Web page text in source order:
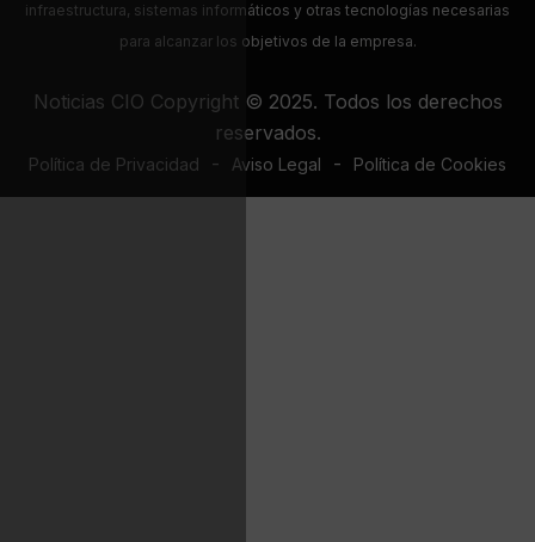
infraestructura, sistemas informáticos y otras tecnologías necesarias
para alcanzar los objetivos de la empresa.
Noticias CIO Copyright © 2025. Todos los derechos
reservados.
Política de Privacidad - Aviso Legal - Política de Cookies